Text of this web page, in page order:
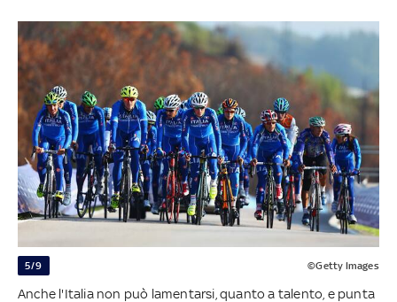
5/9 ©Getty Images
Anche l'Italia non può lamentarsi, quanto a talento, e punta